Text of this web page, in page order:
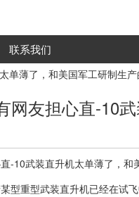
联系我们
单薄了，和美国军工研制生
网友担心直-10
-10武装直升机太单薄了，和
型重型武装直升机已经在试